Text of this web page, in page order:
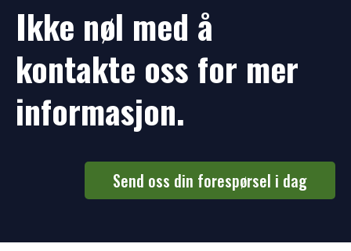
Ikke nøl med å
kontakte oss for mer
informasjon.
Send oss ​​din forespørsel i dag